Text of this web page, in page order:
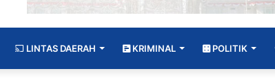
LINTAS DAERAH KRIMINAL POLITIK